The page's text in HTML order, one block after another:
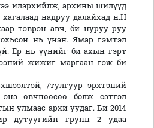
илэрхийлж, архины шилүүд
надруу далайхад н.Н
тэврэн авч, би нуруу руу
нь үнэн. Ямар гэмтэл
Ер нь үүнийг би ахын гэрт
жижиг маргаан гэж би
/тулгуур эрхтэний
өвчнөөсөө болж сэтгэл
улмаас архи уудаг. Би 2014
дутуугийн групп 2 удаа